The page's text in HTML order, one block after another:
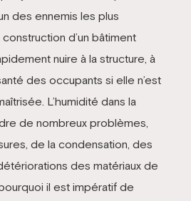
des ennemis les plus
d’un bâtiment
nuire à la structure, à
des occupants si elle n’est
L’humidité dans la
de nombreux problèmes,
de la condensation, des
des matériaux de
il est impératif de